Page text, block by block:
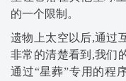
的一个限制。
遗物上太空以后,通过
非常的清楚看到,我们
通过“星葬”专用的程